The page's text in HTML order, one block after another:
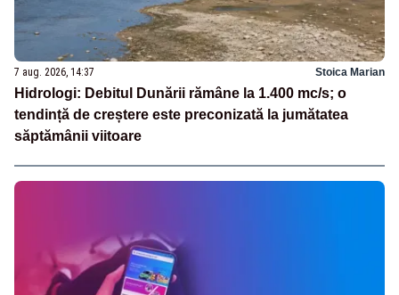
7 aug. 2026, 14:37 Stoica Marian
Hidrologi: Debitul Dunării rămâne la 1.400 mc/s; o
tendință de creștere este preconizată la jumătatea
săptămânii viitoare